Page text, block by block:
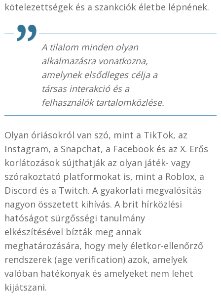
kötelezettségek és a szankciók életbe lépnének.
A tilalom minden olyan
alkalmazásra vonatkozna,
amelynek elsődleges célja a
társas interakció és a
felhasználók tartalomközlése.
Olyan óriásokról van szó, mint a TikTok, az
Instagram, a Snapchat, a Facebook és az X. Erős
korlátozások sújthatják az olyan játék- vagy
szórakoztató platformokat is, mint a Roblox, a
Discord és a Twitch. A gyakorlati megvalósítás
nagyon összetett kihívás. A brit hírközlési
hatóságot sürgősségi tanulmány
elkészítésével bízták meg annak
meghatározására, hogy mely életkor-ellenőrző
rendszerek (age verification) azok, amelyek
valóban hatékonyak és amelyeket nem lehet
kijátszani.